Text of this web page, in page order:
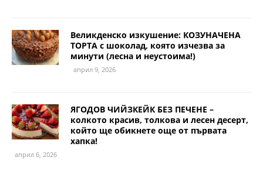
Великденско изкушение: КОЗУНАЧЕНА
ТОРТА с шоколад, която изчезва за
минути (лесна и неустоима!)
април 9, 2026
ЯГОДОВ ЧИЙЗКЕЙК БЕЗ ПЕЧЕНЕ –
колкото красив, толкова и лесен десерт,
който ще обикнете още от първата
хапка!
април 6, 2026